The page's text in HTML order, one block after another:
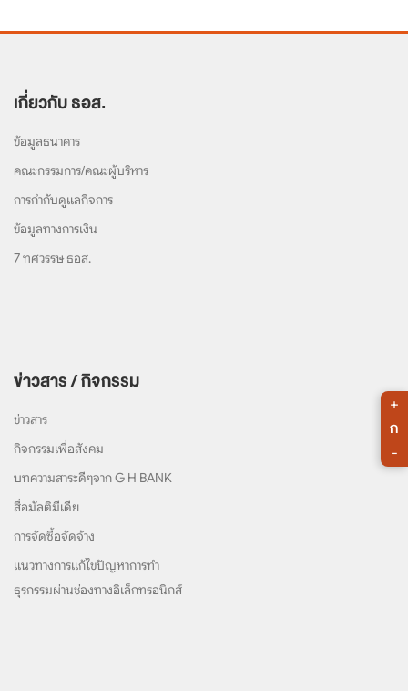
เกี่ยวกับ ธอส.
ข้อมูลธนาคาร
คณะกรรมการ/คณะผู้บริหาร
การกำกับดูแลกิจการ
ข้อมูลทางการเงิน
7 ทศวรรษ ธอส.
ข่าวสาร / กิจกรรม
ข่าวสาร
กิจกรรมเพื่อสังคม
บทความสาระดีๆจาก G H BANK
สื่อมัลติมีเดีย
การจัดซื้อจัดจ้าง
แนวทางการแก้ไขปัญหาการทำ
ธุรกรรมผ่านช่องทางอิเล็กทรอนิกส์
+
ก
-